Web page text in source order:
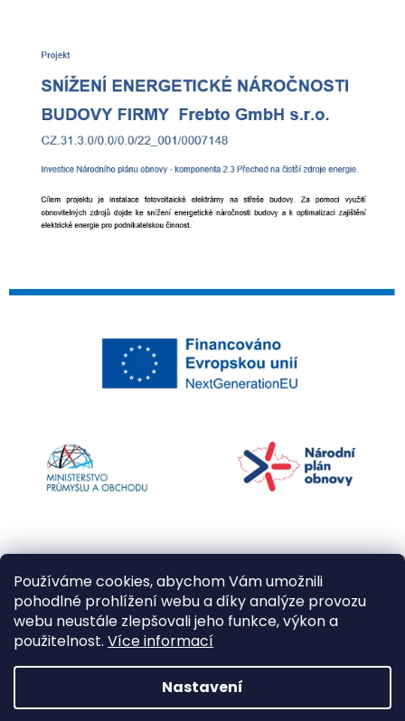
Používáme cookies, abychom Vám umožnili
pohodlné prohlížení webu a díky analýze provozu
webu neustále zlepšovali jeho funkce, výkon a
použitelnost. Více informací
Nastavení
Vytvořil Shoptet